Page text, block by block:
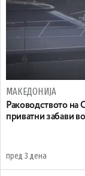
МАКЕДОНИЈА
Раководството на
приватни забави
пред 3 дена